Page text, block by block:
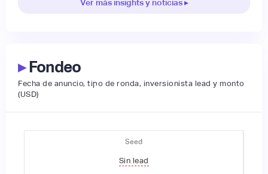
Ver más insights y noticias ▸
▸Fondeo
Fecha de anuncio, tipo de ronda, inversionista lead y monto
(USD)
Seed
Sin lead